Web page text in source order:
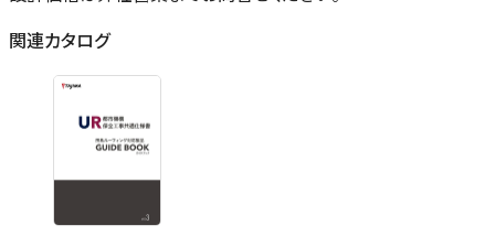
関連カタログ